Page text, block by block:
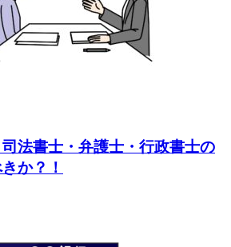
法書士・弁護士・行政書士の
か？！